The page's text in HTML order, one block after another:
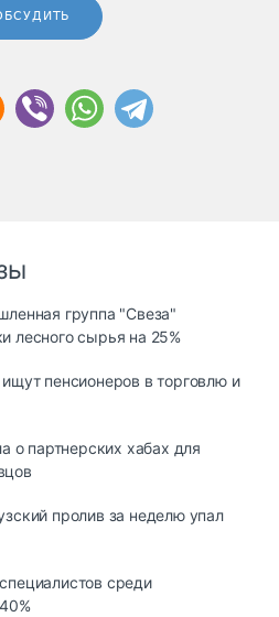
группа "Свеза"
лесного сырья на 25%
пенсионеров в торговлю и
о партнерских хабах для
пролив за неделю упал
среди